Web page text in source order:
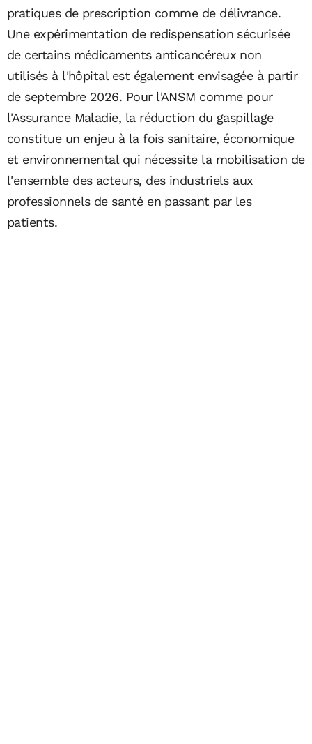
pratiques de prescription comme de délivrance.
Une expérimentation de redispensation sécurisée
de certains médicaments anticancéreux non
utilisés à l'hôpital est également envisagée à partir
de septembre 2026. Pour l'ANSM comme pour
l'Assurance Maladie, la réduction du gaspillage
constitue un enjeu à la fois sanitaire, économique
et environnemental qui nécessite la mobilisation de
l'ensemble des acteurs, des industriels aux
professionnels de santé en passant par les
patients.